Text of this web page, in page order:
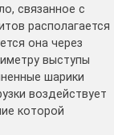
связанное с
располагается
она через
выступы
шарики
воздействует
которой